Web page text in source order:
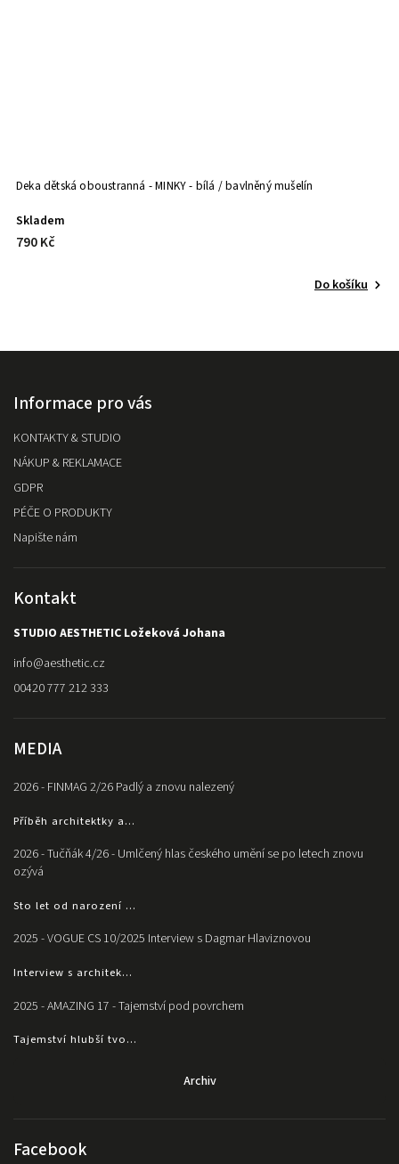
Deka dětská oboustranná - MINKY - bílá / bavlněný mušelín
Skladem
790 Kč
Do košíku
Informace pro vás
KONTAKTY & STUDIO
NÁKUP & REKLAMACE
GDPR
PÉČE O PRODUKTY
Napište nám
Kontakt
STUDIO AESTHETIC Ložeková Johana
info@aesthetic.cz
00420 777 212 333
MEDIA
2026 - FINMAG 2/26 Padlý a znovu nalezený
Příběh architektky a...
2026 - Tučňák 4/26 - Umlčený hlas českého umění se po letech znovu
ozývá
Sto let od narození ...
2025 - VOGUE CS 10/2025 Interview s Dagmar Hlaviznovou
Interview s architek...
2025 - AMAZING 17 - Tajemství pod povrchem
Tajemství hlubší tvo...
Archiv
Facebook